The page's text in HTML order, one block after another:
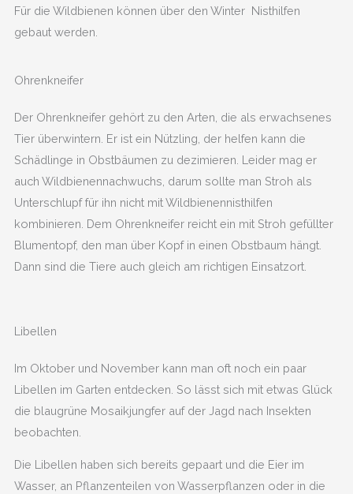
Für die Wildbienen können über den Winter Nisthilfen
gebaut werden.
Ohrenkneifer
Der Ohrenkneifer gehört zu den Arten, die als erwachsenes
Tier überwintern. Er ist ein Nützling, der helfen kann die
Schädlinge in Obstbäumen zu dezimieren. Leider mag er
auch Wildbienennachwuchs, darum sollte man Stroh als
Unterschlupf für ihn nicht mit Wildbienennisthilfen
kombinieren. Dem Ohrenkneifer reicht ein mit Stroh gefüllter
Blumentopf, den man über Kopf in einen Obstbaum hängt.
Dann sind die Tiere auch gleich am richtigen Einsatzort.
Libellen
Im Oktober und November kann man oft noch ein paar
Libellen im Garten entdecken. So lässt sich mit etwas Glück
die blaugrüne Mosaikjungfer auf der Jagd nach Insekten
beobachten.
Die Libellen haben sich bereits gepaart und die Eier im
Wasser, an Pflanzenteilen von Wasserpflanzen oder in die